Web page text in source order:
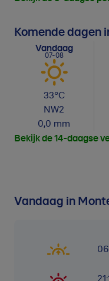
Komende dagen
Vandaag
07-08
33°C
NW2
0,0 mm
Bekijk de 14-daagse
Vandaag in